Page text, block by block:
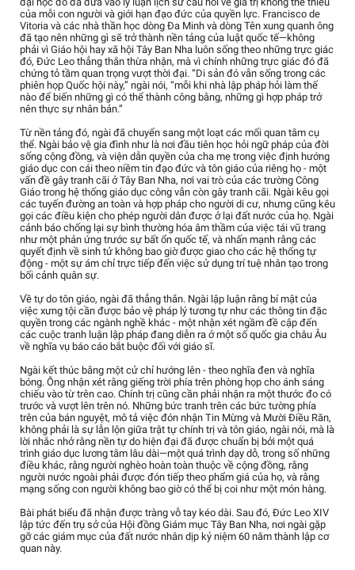
của mỗi con người và giới hạn đạo đức của quyền lực. Francisco de
Vitoria và các nhà thần học dòng Đa Minh và dòng Tên xung quanh ông
đã tạo nên những gì sẽ trở thành nền tảng của luật quốc tế—không
phải vì Giáo hội hay xã hội Tây Ban Nha luôn sống theo những trực giác
đó, Đức Leo thẳng thắn thừa nhận, mà vì chính những trực giác đó đã
chứng tỏ tầm quan trọng vượt thời đại. “Di sản đó vẫn sống trong các
phiên họp Quốc hội này,” ngài nói, “mỗi khi nhà lập pháp hỏi làm thế
nào để biến những gì có thể thành công bằng, những gì hợp pháp trở
nên thực sự nhân bản.”
Từ nền tảng đó, ngài đã chuyển sang một loạt các mối quan tâm cụ
thể. Ngài bảo vệ gia đình như là nơi đầu tiên học hỏi ngữ pháp của đời
sống cộng đồng, và viện dẫn quyền của cha mẹ trong việc định hướng
giáo dục con cái theo niềm tin đạo đức và tôn giáo của riêng họ - một
vấn đề gây tranh cãi ở Tây Ban Nha, nơi vai trò của các trường Công
Giáo trong hệ thống giáo dục công vẫn còn gây tranh cãi. Ngài kêu gọi
các tuyến đường an toàn và hợp pháp cho người di cư, nhưng cũng kêu
gọi các điều kiện cho phép người dân được ở lại đất nước của họ. Ngài
cảnh báo chống lại sự bình thường hóa âm thầm của việc tái vũ trang
như một phản ứng trước sự bất ổn quốc tế, và nhấn mạnh rằng các
quyết định về sinh tử không bao giờ được giao cho các hệ thống tự
động - một sự ám chỉ trực tiếp đến việc sử dụng trí tuệ nhân tạo trong
bối cảnh quân sự.
Về tự do tôn giáo, ngài đã thẳng thắn. Ngài lập luận rằng bí mật của
việc xưng tội cần được bảo vệ pháp lý tương tự như các thông tin đặc
quyền trong các ngành nghề khác - một nhận xét ngầm đề cập đến
các cuộc tranh luận lập pháp đang diễn ra ở một số quốc gia châu Âu
về nghĩa vụ báo cáo bắt buộc đối với giáo sĩ.
Ngài kết thúc bằng một cử chỉ hướng lên - theo nghĩa đen và nghĩa
bóng. Ông nhận xét rằng giếng trời phía trên phòng họp cho ánh sáng
chiếu vào từ trên cao. Chính trị cũng cần phải nhận ra một thước đo có
trước và vượt lên trên nó. Những bức tranh trên các bức tường phía
trên của bán nguyệt, mô tả việc đón nhận Tin Mừng và Mười Điều Răn,
không phải là sự lẫn lộn giữa trật tự chính trị và tôn giáo, ngài nói, mà là
lời nhắc nhở rằng nền tự do hiện đại đã được chuẩn bị bởi một quá
trình giáo dục lương tâm lâu dài—một quá trình dạy dỗ, trong số những
điều khác, rằng người nghèo hoàn toàn thuộc về cộng đồng, rằng
người nước ngoài phải được đón tiếp theo phẩm giá của họ, và rằng
mạng sống con người không bao giờ có thể bị coi như một món hàng.
Bài phát biểu đã nhận được tràng vỗ tay kéo dài. Sau đó, Đức Leo XIV
lập tức đến trụ sở của Hội đồng Giám mục Tây Ban Nha, nơi ngài gặp
gỡ các giám mục của đất nước nhân dịp kỷ niệm 60 năm thành lập cơ
quan này.